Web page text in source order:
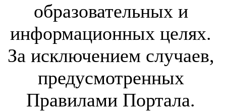
образовательных и
информационных целях.
За исключением случаев,
предусмотренных
Правилами Портала.